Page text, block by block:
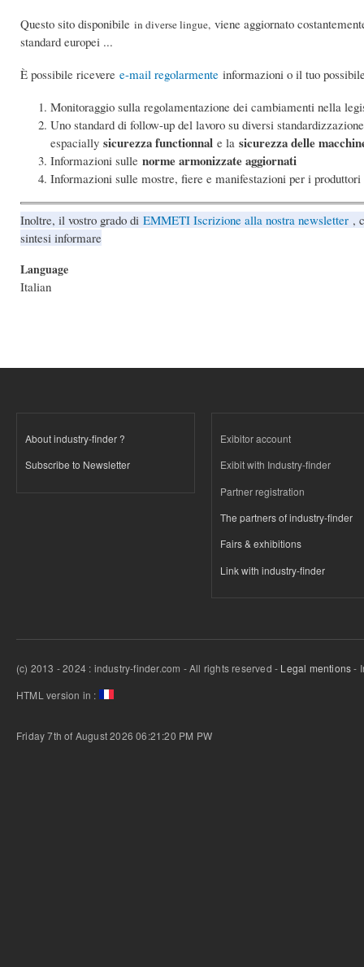
Questo sito disponibile in diverse lingue, viene aggiornato
standard europei ...
È possibile ricevere e-mail regolarmente informazioni o il tuo
Monitoraggio sulla regolamentazione dei cambiamenti nella
Uno standard di follow-up del lavoro su diversi
espaciallysicurezza functionnal e lasicurezza delle
Informazioni sullenorme armonizzate aggiornati
Informazioni sulle mostre, fiere e manifestazioni per i produttori
Inoltre, il vostro grado di EMMETI Iscrizione alla nostra newsletter ,
sintesi informare
Language
Italian
About industry-finder ?
Subscribe to Newsletter
Exibitor account
Exibit with Industry-finder
Partner registration
The partners of industry-finder
Fairs & exhibitions
Link with industry-finder
(c) 2013 - 2024 : industry-finder.com - All rights reserved - Legal mentions-
HTML version in :
Friday 7th of August 2026 06:21:20 PM PW